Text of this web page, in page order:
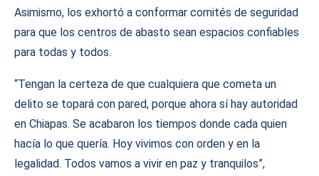
Asimismo, los exhortó a conformar comités de seguridad
para que los centros de abasto sean espacios confiables
para todas y todos.
“Tengan la certeza de que cualquiera que cometa un
delito se topará con pared, porque ahora sí hay autoridad
en Chiapas. Se acabaron los tiempos donde cada quien
hacía lo que quería. Hoy vivimos con orden y en la
legalidad. Todos vamos a vivir en paz y tranquilos”,